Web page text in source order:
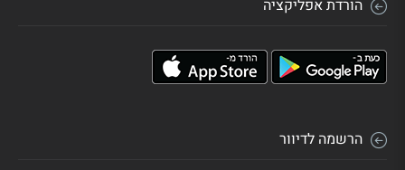
הורדת אפליקציה
הרשמה לדיוור